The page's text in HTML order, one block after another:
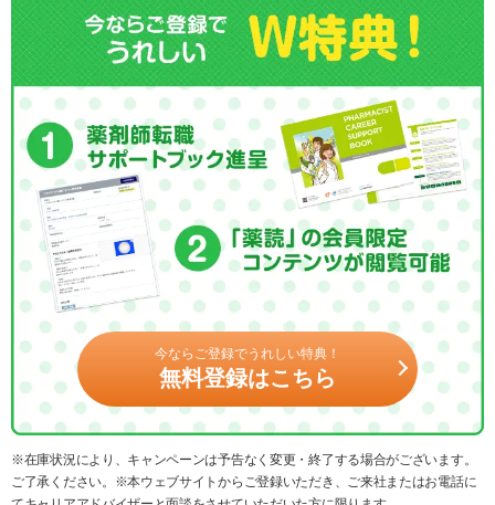
今ならご登録でうれしい特典！
無料登録はこちら
※在庫状況により、キャンペーンは予告なく変更・終了する場合がございます。
ご了承ください。※本ウェブサイトからご登録いただき、ご来社またはお電話に